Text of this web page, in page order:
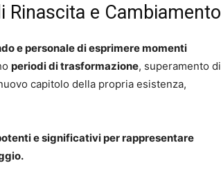
Rinascita e Cambiamento
e personale di esprimere momenti
periodi di trasformazione, superamento di
capitolo della propria esistenza,
e significativi per rappresentare